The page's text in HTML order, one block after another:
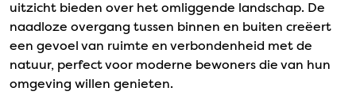
uitzicht bieden over het omliggende landschap. De
naadloze overgang tussen binnen en buiten creëert
een gevoel van ruimte en verbondenheid met de
natuur, perfect voor moderne bewoners die van hun
omgeving willen genieten.